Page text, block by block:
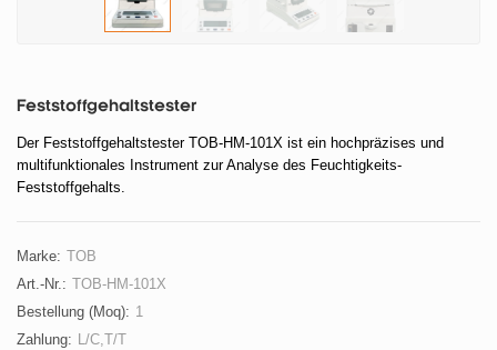
Feststoffgehaltstester
Der Feststoffgehaltstester TOB-HM-101X ist ein hochpräzises und
multifunktionales Instrument zur Analyse des Feuchtigkeits-
Feststoffgehalts.
Marke: TOB
Art.-Nr.: TOB-HM-101X
Bestellung (moq): 1
Zahlung: L/C,T/T